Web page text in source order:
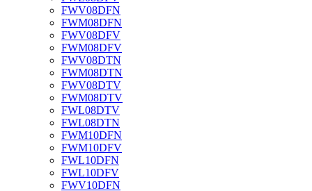
FWV08DFN
FWM08DFN
FWV08DFV
FWM08DFV
FWV08DTN
FWM08DTN
FWV08DTV
FWM08DTV
FWL08DTV
FWL08DTN
FWM10DFN
FWM10DFV
FWL10DFN
FWL10DFV
FWV10DFN